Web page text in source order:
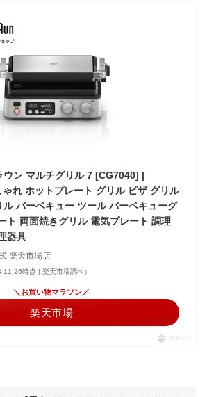
ウン マルチグリル 7 [CG7040] |
れ ホットプレート グリル ピザ グリル
バーベキュー ツール バーベキューグ
ト 両面焼きグリル 電気プレート 調理
器具
楽天市場店
11:26時点 | 楽天市場調べ）
＼お買い物マラソン／
楽天市場
ポチップ